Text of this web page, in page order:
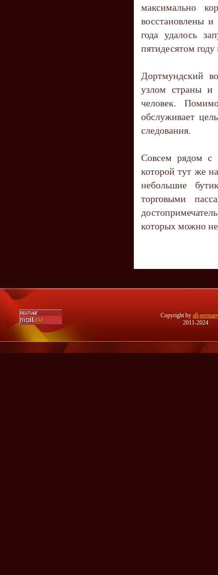
максимально
восстановлены
года удалось
пятидесятом
Дортмундский
узлом страны и
человек.
обслуживает
следования.
Совсем рядом с
которой тут же
небольшие
торговыми
которых можно
Copyright by all-
2011-2024